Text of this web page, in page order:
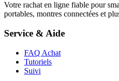
Votre rachat en ligne fiable pour
portables, montres connectées et
Service & Aide
FAQ Achat
Tutoriels
Suivi